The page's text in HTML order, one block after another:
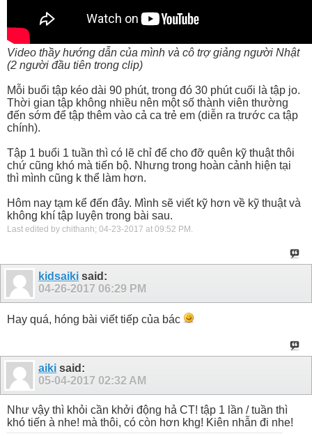
Video thầy hướng dẫn của mình và cô trợ giảng người Nhật
(2 người đầu tiên trong clip)
Mỗi buổi tập kéo dài 90 phút, trong đó 30 phút cuối là tập jo.
Thời gian tập không nhiều nên một số thành viên thường
đến sớm để tập thêm vào cả ca trẻ em (diễn ra trước ca tập
chính).
Tập 1 buổi 1 tuần thì có lẽ chỉ để cho đỡ quên kỹ thuật thôi
chứ cũng khó mà tiến bộ. Nhưng trong hoàn cảnh hiện tại
thì mình cũng k thể làm hơn.
Hôm nay tạm kể đến đây. Mình sẽ viết kỹ hơn về kỹ thuật và
không khí tập luyện trong bài sau.
Last edited by chithanh; 04-23-2017 at 09:52 PM .
kidsaiki said:
04-26-2017 06:29 PM
Hay quá, hóng bài viết tiếp của bác
aiki said:
05-04-2017 02:32 AM
Như vậy thì khỏi cần khởi động hả CT! tập 1 lần / tuần thì
khó tiến à nhe! mà thôi, có còn hơn khg! Kiên nhẫn đi nhe!